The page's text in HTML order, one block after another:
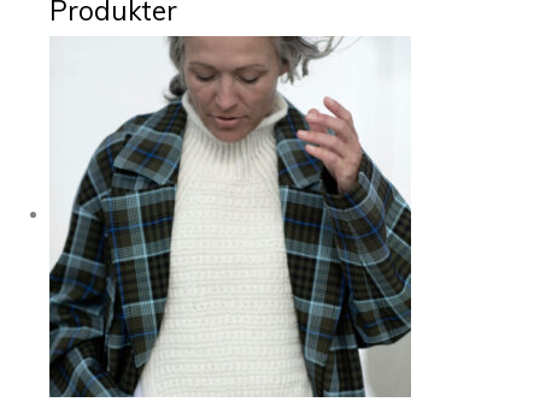
Produkter